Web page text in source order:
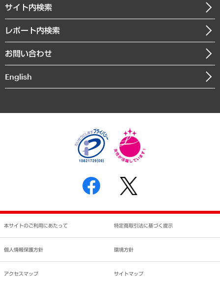
まちづくり・観光・交通・スポーツ・スマートシティ
自然資源・農林水産業・食料システム
メディア掲載・出演
沿革
組織図・本部部室紹介
インドネシア現地法人
個人情報保護方針
反社会的勢力に対する基本方針
書面による個人情報の開示等の請求の手続きについて
サイト内検索
レポート内検索
お問い合わせ
English
本サイトのご利用にあたって 特定商取引法に基づく提示
個人情報保護方針 環境方針
アクセスマップ サイトマップ